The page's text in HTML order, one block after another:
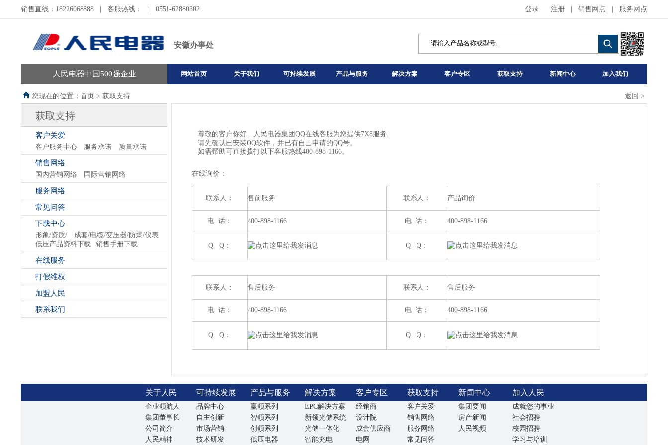
销售直线：18226068888 客服热线： 0551-62880302 登录 注册 销售网点 服务网点
安徽办事处
人民电器中国500强企业 网站首页 关于我们 可持续发展 产品与服务 解决方案 客户专区 获取支持 新闻中心 加入我们
您现在的位置：首页 > 获取支持 返回 >
获取支持
客户关爱
客户服务中心 服务承诺 质量承诺
销售网络
国内营销网络 国际营销网络
服务网络
常见问答
下载中心
形象/资质/
成套/电缆/变压器/防爆/仪表
低压产品资料下载
销售手册下载
在线服务
打假维权
加盟人民
联系我们
尊敬的客户你好，人民电器集团QQ在线客服为您提供7X8服务.
请先确认已安装QQ软件，并已有自己申请的QQ号。
如需帮助可直接拨打以下客服热线400-898-1166。
在线询价：
联系人： 售前服务
电 话： 400-898-1166
Q Q：
联系人： 产品询价
电 话： 400-898-1166
Q Q：
联系人： 售后服务
电 话： 400-898-1166
Q Q：
联系人： 售后服务
电 话： 400-898-1166
Q Q：
关于人民 可持续发展 产品与服务 解决方案 客户专区 获取支持 新闻中心 加入人民
企业领航人
集团董事长
公司简介
人民精神
品牌中心
自主创新
市场营销
技术研发
赢领系列
智领系列
创领系列
低压电器
EPC解决方案
新领光储系统
光储一体化
智能充电
经销商
设计院
成套供应商
电网
客户关爱
销售网络
服务网络
常见问答
集团要闻
房产新闻
人民视频
成就您的事业
社会招骋
校园招骋
学习与培训